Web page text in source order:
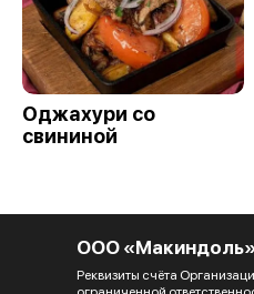
Оджахури со
свининой
ООО
Реквизиты счёта